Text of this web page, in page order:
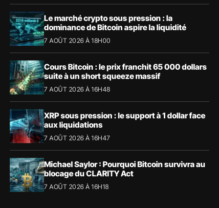
Le marché crypto sous pression : la
dominance de Bitcoin aspire la liquidité
7 AOÛT 2026 À 18H00
Cours Bitcoin : le prix franchit 65 000 dollars
suite à un short squeeze massif
7 AOÛT 2026 À 16H48
XRP sous pression : le support à 1 dollar face
aux liquidations
7 AOÛT 2026 À 16H47
Michael Saylor : Pourquoi Bitcoin survivra au
blocage du CLARITY Act
7 AOÛT 2026 À 16H18